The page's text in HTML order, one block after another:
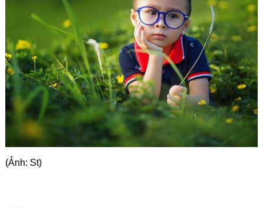
Góc chia sẻ
Tìm kiếm
(Ảnh: St)